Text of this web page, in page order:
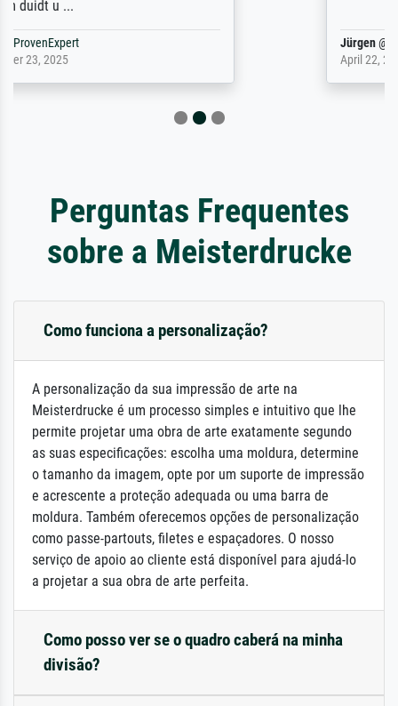
Jürgen
Perguntas Frequentes
sobre a Meisterdrucke
Como funciona a personalização?
A personalização da sua impressão de arte na
Meisterdrucke é um processo simples e intuitivo que lhe
permite projetar uma obra de arte exatamente segundo
as suas especificações: escolha uma moldura, determine
o tamanho da imagem, opte por um suporte de impressão
e acrescente a proteção adequada ou uma barra de
moldura. Também oferecemos opções de personalização
como passe-partouts, filetes e espaçadores. O nosso
serviço de apoio ao cliente está disponível para ajudá-lo
a projetar a sua obra de arte perfeita.
Como posso ver se o quadro caberá na minha
divisão?